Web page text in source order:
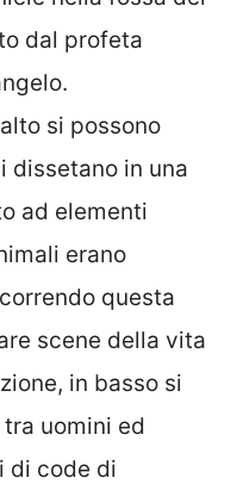
dal profeta
si possono
dissetano in una
ad elementi
erano
questa
scene della vita
in basso si
uomini ed
di code di